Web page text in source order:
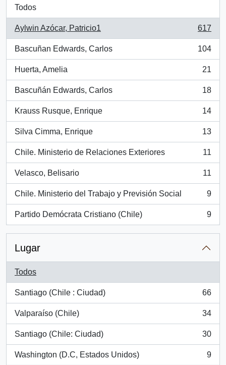
Todos
Aylwin Azócar, Patricio1
, 617 resultados
617
Bascuñan Edwards, Carlos
, 104 resultados
104
Huerta, Amelia
, 21 resultados
21
Bascuñán Edwards, Carlos
, 18 resultados
18
Krauss Rusque, Enrique
, 14 resultados
14
Silva Cimma, Enrique
, 13 resultados
13
Chile. Ministerio de Relaciones Exteriores
, 11 resultados
11
Velasco, Belisario
, 11 resultados
11
Chile. Ministerio del Trabajo y Previsión Social
, 9 resultados
9
Partido Demócrata Cristiano (Chile)
, 9 resultados
9
Lugar
Todos
Santiago (Chile : Ciudad)
, 66 resultados
66
Valparaíso (Chile)
, 34 resultados
34
Santiago (Chile: Ciudad)
, 30 resultados
30
Washington (D.C, Estados Unidos)
, 9 resultados
9